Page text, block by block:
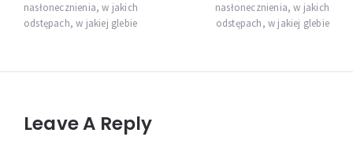
nasłonecznienia, w jakich
odstępach, w jakiej glebie
nasłonecznienia, w jakich
odstępach, w jakiej glebie
Leave A Reply